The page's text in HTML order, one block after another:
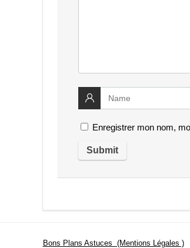
Enregistrer mon nom,
Bons Plans Astuces (Mentions Légales )